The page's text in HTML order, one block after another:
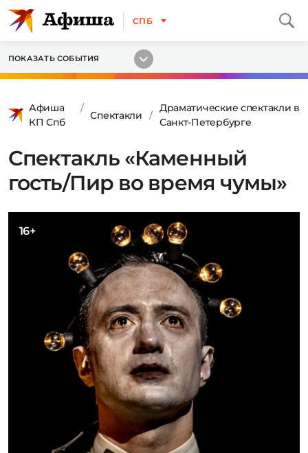
СПБ
ПОКАЗАТЬ СОБЫТИЯ
Афиша
КП Спб
Спектакли
Драматические спектакли в
Санкт-Петербурге
Спектакль «Каменный
гость/Пир во время чумы»
16+